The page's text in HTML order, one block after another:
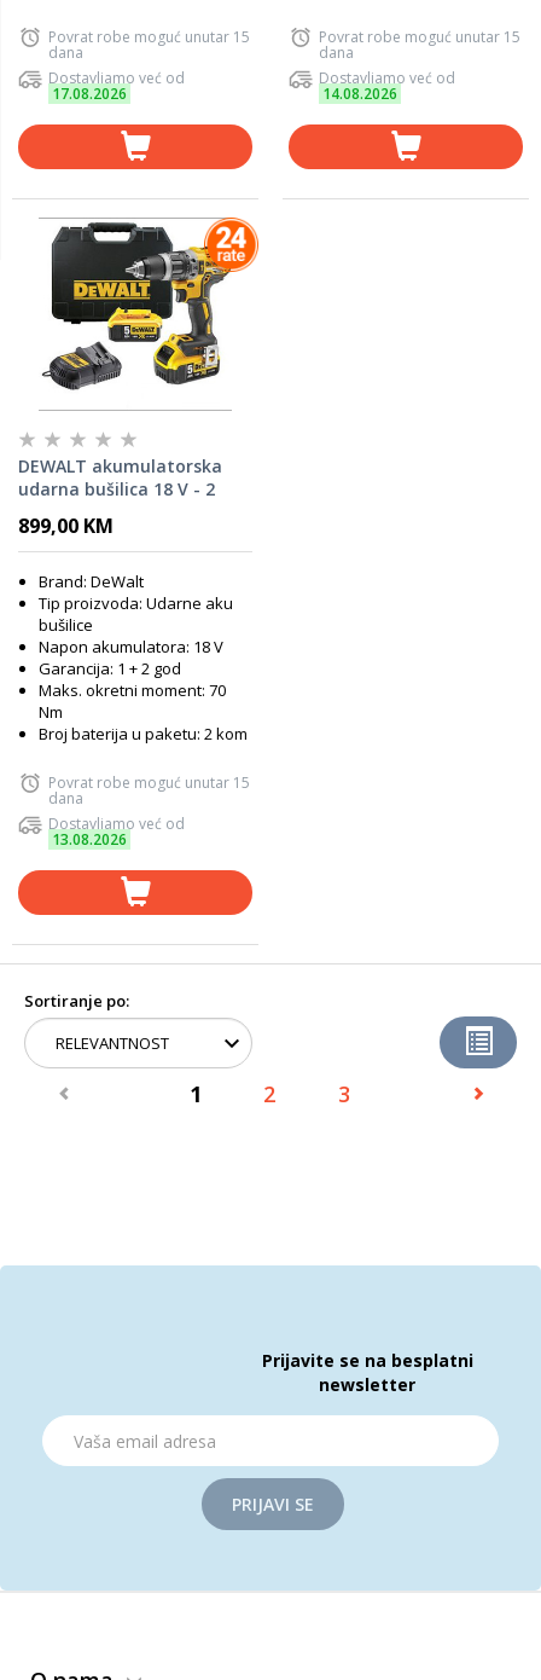
Povrat robe moguć unutar 15
dana
Dostavljamo već od
17.08.2026
Povrat robe moguć unutar 15
dana
Dostavljamo već od
14.08.2026
DEWALT akumulatorska
udarna bušilica 18 V - 2
- DCD796P2
899,00 KM
Brand: DeWalt
Tip proizvoda: Udarne aku
bušilice
Napon akumulatora: 18 V
Garancija: 1 + 2 god
Maks. okretni moment: 70
Nm
Broj baterija u paketu: 2 kom
Povrat robe moguć unutar 15
dana
Dostavljamo već od
13.08.2026
Sortiranje po:
1 2 3
Prijavite se na besplatni
newsletter
PRIJAVI SE